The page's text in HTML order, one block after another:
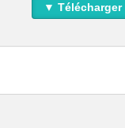
▼ Télécharger